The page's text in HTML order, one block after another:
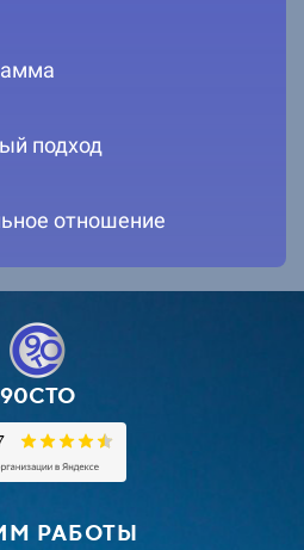
подход
отношение
90СТО
РАБОТЫ